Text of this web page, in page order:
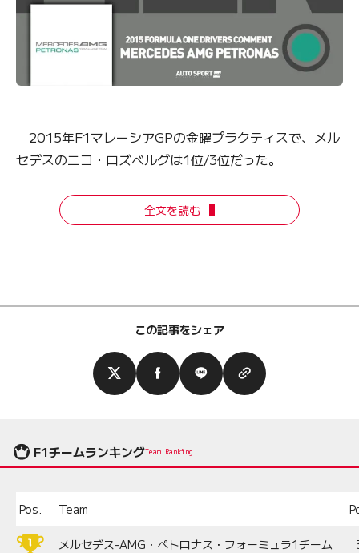
2015年F1マレーシアGPの金曜プラクティスで、メル
セデスのニコ・ロズベルグは1位/3位だった。
全文を読む
この記事をシェア
F1チームランキングTeam Ranking
Pos. Team
メルセデス-AMG・ペトロナス・フォーミュラ1チーム